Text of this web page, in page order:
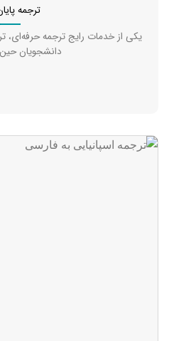
ترجمه
یکی از خدمات رایج ترجمه حرفه‌ای،
دانشجویان